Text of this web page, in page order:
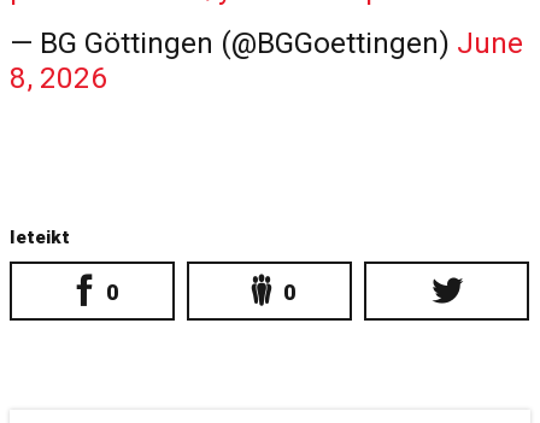
— BG Göttingen (@BGGoettingen) June
8, 2026
Ieteikt
0 0